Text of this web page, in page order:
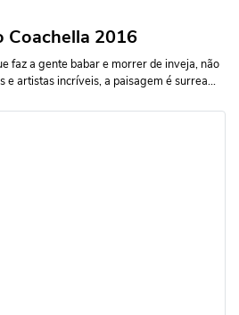
Coachella 2016
faz a gente babar e morrer de inveja, não
e artistas incríveis, a paisagem é surrea...